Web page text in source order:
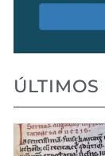
ÚLTIMOS